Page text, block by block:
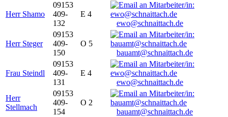
Herr Shamo
09153
409-
132
E 4
ewo@schnaittach.de
Herr Steger
09153
409-
150
O 5
bauamt@schnaittach.de
Frau Steindl
09153
409-
131
E 4
ewo@schnaittach.de
Herr
Stellmach
09153
409-
154
O 2
bauamt@schnaittach.de